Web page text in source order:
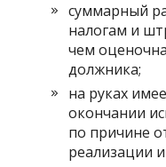
суммарный
налогам и
чем
должника;
на руках
окончании
по причине
реализации